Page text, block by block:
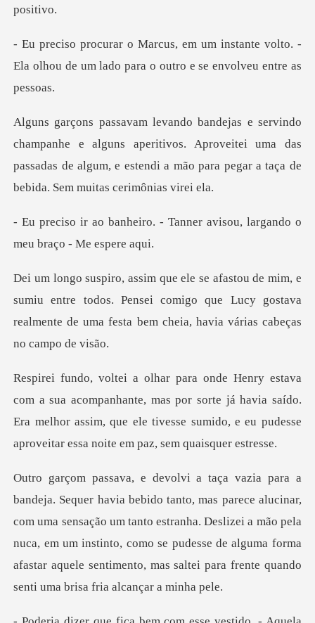
stante volto. -
Ela olhou de um lado par
guns aperitivos. Aproveitei uma das
passadas de algum, e estendi a
- Tanner avisou, largando o
iu entre todos. Pensei comigo que Lucy gostava
realmente de
ante, mas por sorte já havia saído.
Era melhor assim, que ele tivesse su
r,
com uma sensação um tanto estranha. Deslizei a mão pela
nuca, em um instinto, como se pudesse de alguma